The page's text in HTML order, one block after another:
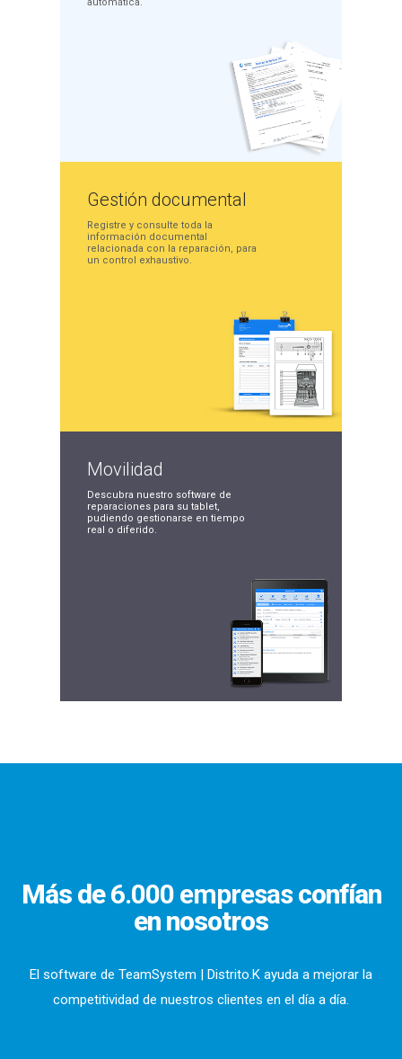
Gestióndocumental
Registre y consulte toda la
información documental
relacionada con la reparación, para
un control exhaustivo.
Movilidad
Descubra nuestro software de
reparaciones para su tablet,
pudiendo gestionarse en tiempo
real o diferido.
Más de6.000 empresasconfían
en nosotros
El software de TeamSystem | Distrito.K ayuda a mejorar la
competitividad de nuestros clientes en el día a día.